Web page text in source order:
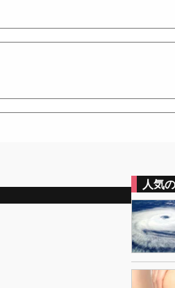
人気